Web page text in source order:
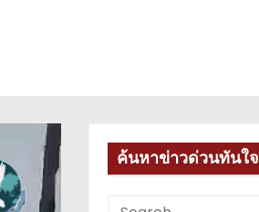
ค้นหาข่าวด่วนทันใจ